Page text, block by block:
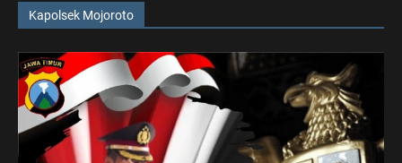
Kapolsek Mojoroto